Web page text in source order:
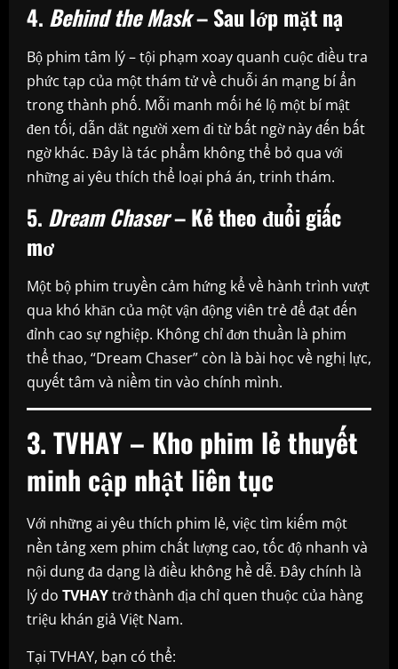
4. Behind the Mask– Sau lớp mặt nạ
Bộ phim tâm lý – tội phạm xoay quanh cuộc điều tra
phức tạp của một thám tử về chuỗi án mạng bí ẩn
trong thành phố. Mỗi manh mối hé lộ một bí mật
đen tối, dẫn dắt người xem đi từ bất ngờ này đến bất
ngờ khác. Đây là tác phẩm không thể bỏ qua với
những ai yêu thích thể loại phá án, trinh thám.
5. Dream Chaser– Kẻ theo đuổi giấc
mơ
Một bộ phim truyền cảm hứng kể về hành trình vượt
qua khó khăn của một vận động viên trẻ để đạt đến
đỉnh cao sự nghiệp. Không chỉ đơn thuần là phim
thể thao, “Dream Chaser” còn là bài học về nghị lực,
quyết tâm và niềm tin vào chính mình.
3. TVHAY – Kho phim lẻ thuyết
minh cập nhật liên tục
Với những ai yêu thích phim lẻ, việc tìm kiếm một
nền tảng xem phim chất lượng cao, tốc độ nhanh và
nội dung đa dạng là điều không hề dễ. Đây chính là
lý do TVHAYtrở thành địa chỉ quen thuộc của hàng
triệu khán giả Việt Nam.
Tại TVHAY, bạn có thể: